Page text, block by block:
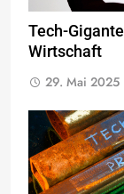
Tech-
Wirtschaft
29. Mai 2025